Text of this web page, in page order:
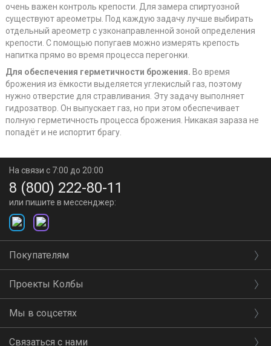
очень важен контроль крепости. Для замера спиртуозной
существуют ареометры. Под каждую задачу лучше выбирать
отдельный ареометр с узконаправленной зоной определения
крепости. С помощью попугаев можно измерять крепость
напитка прямо во время процесса перегонки.
Для обеспечения герметичности брожения. Во время
брожения из ёмкости выделяется углекислый газ, поэтому
нужно отверстие для стравливания. Эту задачу выполняет
гидрозатвор. Он выпускает газ, но при этом обеспечивает
полную герметичность процесса брожения. Никакая зараза не
попадёт и не испортит брагу.
На связи с 7:00 до 20:00
8 (800) 222-80-11
или пишите в мессенджер:
Покупателям
Проекты Колбы
Мы в соцсетях
Связаться с нами